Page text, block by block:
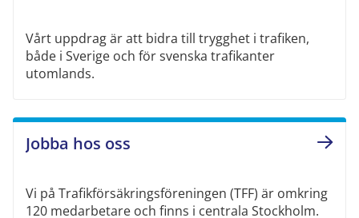
Vårt uppdrag är att bidra till trygghet i trafiken,
både i Sverige och för svenska trafikanter
utomlands.
Jobba hos oss
Vi på Trafikförsäkringsföreningen (TFF) är omkring
120 medarbetare och finns i centrala Stockholm.